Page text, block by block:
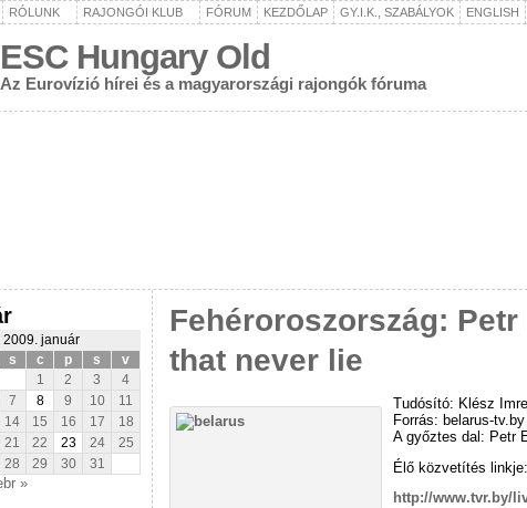
RÓLUNK RAJONGÓI KLUB FÓRUM KEZDŐLAP GY.I.K., SZABÁLYOK ENGLISH
ESC Hungary Old
Az Eurovízió hírei és a magyarországi rajongók fóruma
2009. január
s c p s
v
1
2 3
4
7 8 9 10
11
14 15 16 17
18
21 22 23 24
25
28 29 30 31
»
Fehéroroszország:
that never lie
Tudósító: Klész Imre
Forrás: belarus-tv.by
A győztes dal: Petr
Élő közvetítés linkje:
http://www.tvr.by/